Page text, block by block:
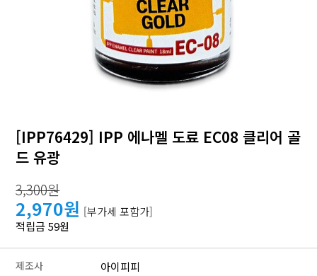
[IPP76429] IPP 에나멜 도료 EC08 클리어 골
드 유광
3,300원
2,970원 [부가세 포함가]
적립금 59원
제조사 아이피피